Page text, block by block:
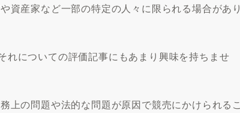
資産家など一部の特定の人々に限られる場合があ
についての評価記事にもあまり興味を持ちませ
上の問題や法的な問題が原因で競売にかけられる